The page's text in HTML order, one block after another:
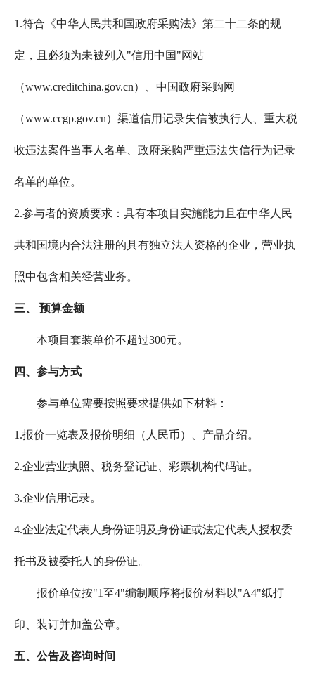
1.符合《中华人民共和国政府采购法》第二十二条的规
定，且必须为未被列入"信用中国"网站
（www.creditchina.gov.cn）、中国政府采购网
（www.ccgp.gov.cn）渠道信用记录失信被执行人、重大税
收违法案件当事人名单、政府采购严重违法失信行为记录
名单的单位。
2.参与者的资质要求：具有本项目实施能力且在中华人民
共和国境内合法注册的具有独立法人资格的企业，营业执
照中包含相关经营业务。
三、 预算金额
本项目套装单价不超过300元。
四、参与方式
参与单位需要按照要求提供如下材料：
1.报价一览表及报价明细（人民币）、产品介绍。
2.企业营业执照、税务登记证、彩票机构代码证。
3.企业信用记录。
4.企业法定代表人身份证明及身份证或法定代表人授权委
托书及被委托人的身份证。
报价单位按"1至4"编制顺序将报价材料以"A4"纸打
印、装订并加盖公章。
五、公告及咨询时间